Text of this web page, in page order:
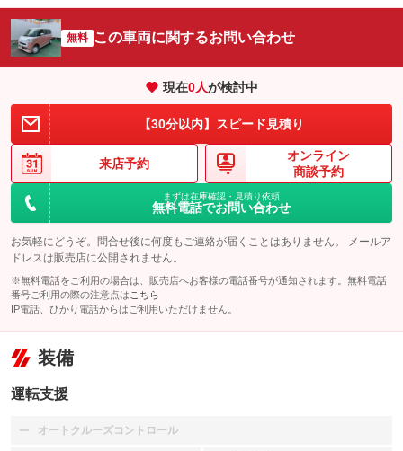
無料 この車両に関するお問い合わせ
現在0人が検討中
【30分以内】スピード見積り
来店予約
オンライン
商談予約
まずは在庫確認・見積り依頼
無料電話でお問い合わせ
お気軽にどうぞ。問合せ後に何度もご連絡が届くことはありません。 メールア
ドレスは販売店に公開されません。
※無料電話をご利用の場合は、販売店へお客様の電話番号が通知されます。無料電話
番号ご利用の際の注意点は こちら
IP電話、ひかり電話からはご利用いただけません。
装備
運転支援
オートクルーズコントロール
：装備なし